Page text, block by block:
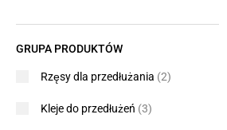
GRUPA PRODUKTÓW
Rzęsy dla przedłużania (2)
Kleje do przedłużeń (3)